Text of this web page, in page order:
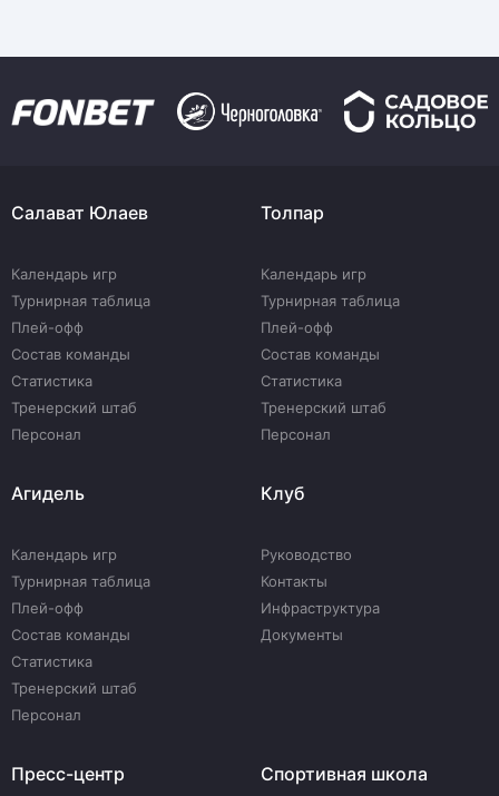
Салават Юлаев
Календарь игр
Турнирная таблица
Плей-офф
Состав команды
Статистика
Тренерский штаб
Персонал
Толпар
Календарь игр
Турнирная таблица
Плей-офф
Состав команды
Статистика
Тренерский штаб
Персонал
Агидель
Календарь игр
Турнирная таблица
Плей-офф
Состав команды
Статистика
Тренерский штаб
Персонал
Клуб
Руководство
Контакты
Инфраструктура
Документы
Пресс-центр Спортивная школа